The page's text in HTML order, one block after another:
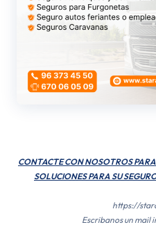
CONTACTE CON NOSOTROS
SOLUCIONES PARA SU
https://
Escribanos un mail